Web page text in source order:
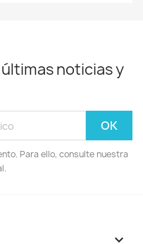
noticias y
Para ello, consulte nuestra
